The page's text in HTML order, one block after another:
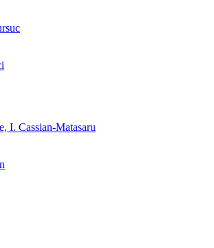
I. Cassian‑Matasaru